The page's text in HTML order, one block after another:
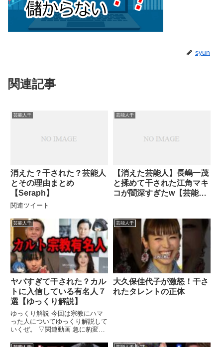
syun
関連記事
芸能人干
消えた？干された？芸能人
とその理由まとめ
【Seraph】
関連ツイート
芸能人干
【消えた芸能人】長嶋一茂
と揉めて干された江角マキ
コが闇深すぎたw【芸能界
芸能人干
ヤバすぎて干された？カル
トに入信している有名人７
選【ゆっくり解説】
ゆっくり解説 今回は宗教にハマ
った人についてゆっくり解説して
いくぜ。 ▽関連動画 急に豹変し
...関連ツイート
芸能人干
大久保佳代子が激怒！干さ
れたタレントの正体